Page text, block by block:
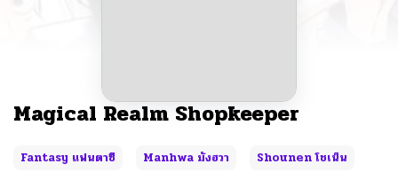
Magical Realm Shopkeeper
Fantasy แฟนตาซี Manhwa มังฮวา
Shounen โชเน็น